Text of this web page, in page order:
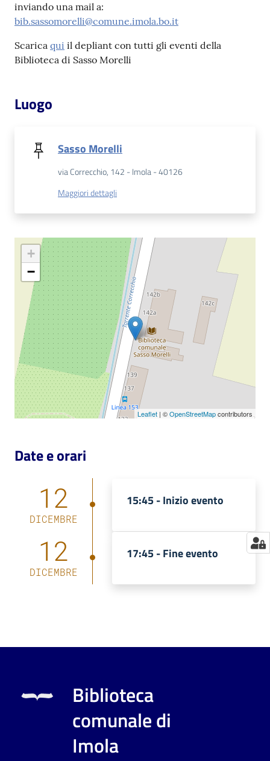
Archivio
storico
Decentrate
per
Catalogo
on line
Eventi
inviando una mail a:
bib.sassomorelli@comune.imola.bo.it
Scarica qui il depliant con tutti gli eventi della
Biblioteca di Sasso Morelli
Luogo
Sasso Morelli
via Correcchio, 142 - Imola - 40126
Maggiori dettagli
+
−
Leaflet | ©OpenStreetMapcontributors
Date e orari
12
DICEMBRE
15:45 -Inizio evento
12
DICEMBRE
17:45 -Fine evento
Biblioteca
comunale di
Imola